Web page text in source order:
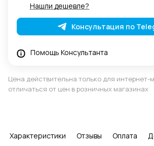
Нашли дешевле?
Консультация по
Помощь Консультанта
Цена действительна только для интернет-
отличаться от цен в розничных магазинах
Характеристики Отзывы Оплата